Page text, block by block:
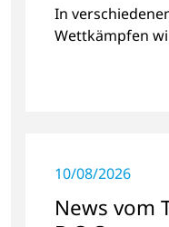
In
Wettkämpfen
Projekt „Der
10/08/2026
News vom